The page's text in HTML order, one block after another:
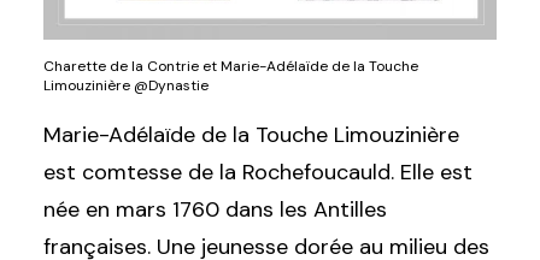
Charette de la Contrie et Marie-Adélaïde de la Touche
Limouzinière @Dynastie
Marie-Adélaïde de la Touche Limouzinière
est comtesse de la Rochefoucauld. Elle est
née en mars 1760 dans les Antilles
françaises. Une jeunesse dorée au milieu des